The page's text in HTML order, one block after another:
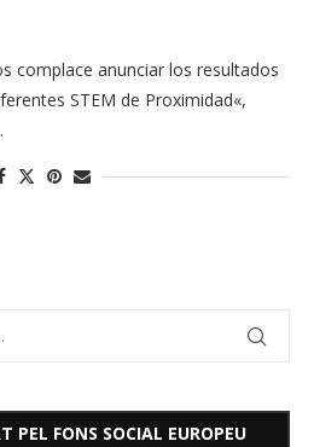
complace anunciar los resultados
STEM de Proximidad«,
PEL FONS SOCIAL EUROPEU